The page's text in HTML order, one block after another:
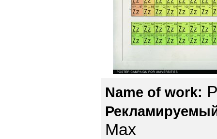
Name of work:
Max